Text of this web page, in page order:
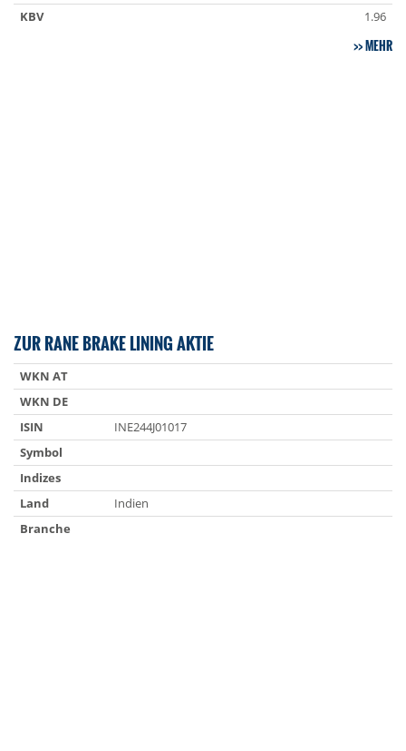
KBV
1.96
MEHR
ZUR RANE BRAKE LINING AKTIE
WKN AT
WKN DE
ISIN
INE244J01017
Symbol
Indizes
Land
Indien
Branche